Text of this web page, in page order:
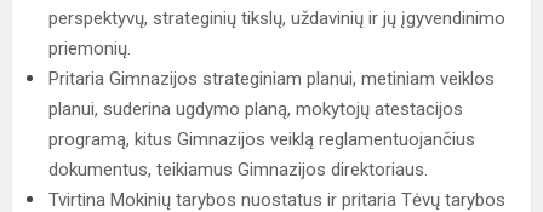
perspektyvų, strateginių tikslų, uždavinių ir jų įgyvendinimo
priemonių.
Pritaria Gimnazijos strateginiam planui, metiniam veiklos
planui, suderina ugdymo planą, mokytojų atestacijos
programą, kitus Gimnazijos veiklą reglamentuojančius
dokumentus, teikiamus Gimnazijos direktoriaus.
Tvirtina Mokinių tarybos nuostatus ir pritaria Tėvų tarybos